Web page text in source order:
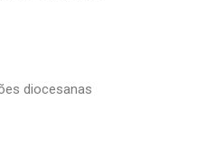
diocesanas